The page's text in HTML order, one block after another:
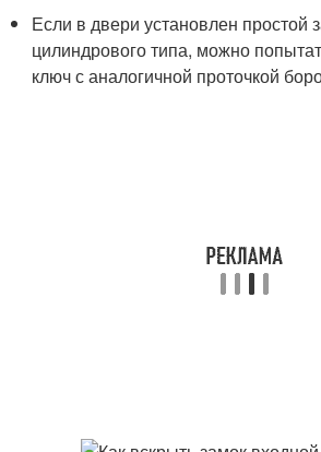
Если в двери установлен простой
цилиндрового типа, можно
ключ с аналогичной проточкой